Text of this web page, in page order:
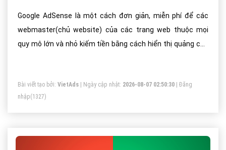
Google AdSense là một cách đơn giản, miễn phí để các
webmaster(chủ website) của các trang web thuộc mọi
quy mô lớn và nhỏ kiếm tiền bằng cách hiển thị quảng cáo
Bài viết tạo bởi: VietAds | Ngày cập nhật: 2026-08-07 02:50:30
Đăng
nhập(1327)